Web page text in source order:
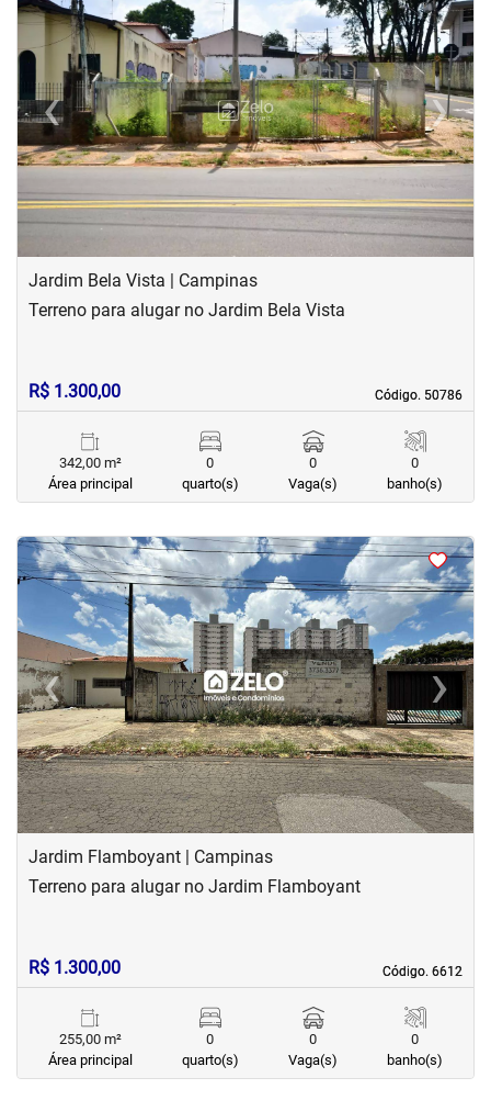
‹Previous ›Next
Jardim Bela Vista | Campinas
Código. 50786
Código. 50786
Terreno para alugar no Jardim Bela Vista
R$ 1.300,00
342,00 m²
Área principal
0
quarto(s)
0
Vaga(s)
0
banho(s)
<<<<
‹Previous ›Next
Jardim Flamboyant | Campinas
Código. 6612
Código. 6612
Terreno para alugar no Jardim Flamboyant
R$ 1.300,00
255,00 m²
Área principal
0
quarto(s)
0
Vaga(s)
0
banho(s)